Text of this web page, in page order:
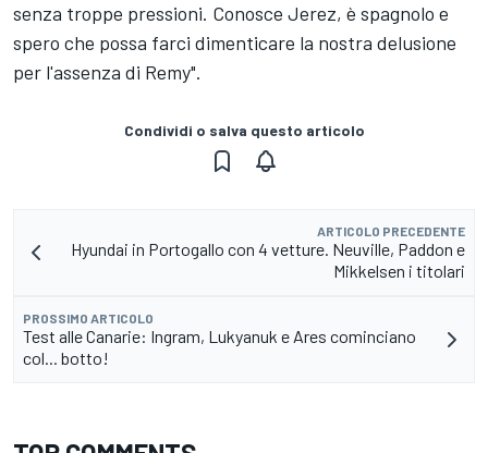
senza troppe pressioni. Conosce Jerez, è spagnolo e
spero che possa farci dimenticare la nostra delusione
per l'assenza di Remy".
Condividi o salva questo articolo
ARTICOLO PRECEDENTE
Hyundai in Portogallo con 4 vetture. Neuville, Paddon e
Mikkelsen i titolari
PROSSIMO ARTICOLO
Test alle Canarie: Ingram, Lukyanuk e Ares cominciano
col... botto!